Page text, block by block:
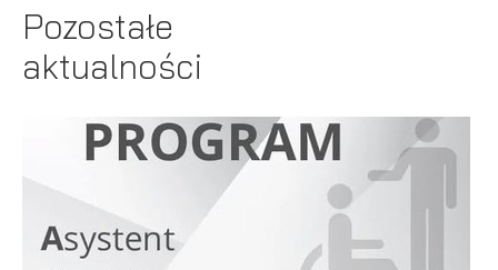
Pozostałe
aktualności